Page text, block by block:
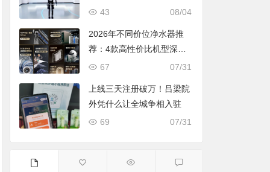
08/04
43
2026年不同价位净水器推
荐：4款高性价比机型深度
对比，照着买不踩坑
07/31
67
上线三天注册破万！吕梁院
外凭什么让全城争相入驻
07/31
69